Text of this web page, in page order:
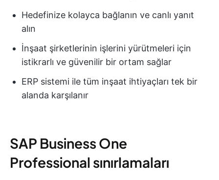
Hedefinize kolayca bağlanın ve canlı yanıt
alın
İnşaat şirketlerinin işlerini yürütmeleri için
istikrarlı ve güvenilir bir ortam sağlar
ERP sistemi ile tüm inşaat ihtiyaçları tek bir
alanda karşılanır
SAP Business One
Professional sınırlamaları